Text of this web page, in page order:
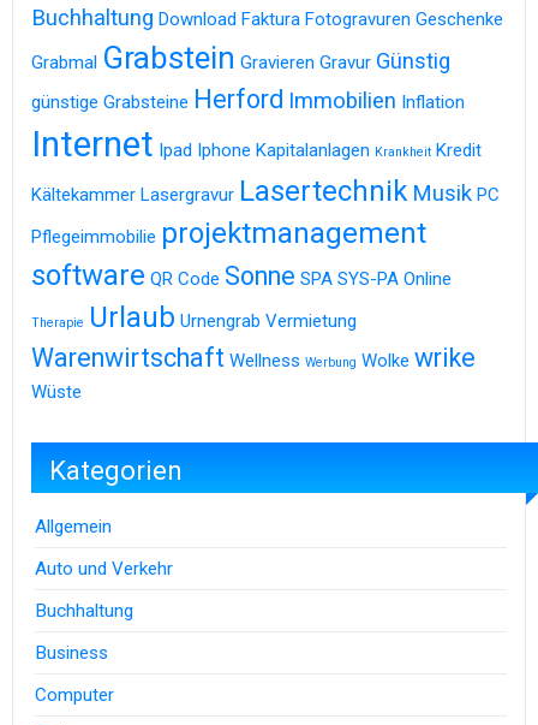
Buchhaltung Download Faktura Fotogravuren Geschenke
Grabmal Grabstein Gravieren Gravur Günstig
günstige Grabsteine Herford Immobilien Inflation
Internet Ipad Iphone Kapitalanlagen Krankheit Kredit
Kältekammer Lasergravur Lasertechnik Musik PC
Pflegeimmobilie projektmanagement
software QR Code Sonne SPA SYS-PA Online
Therapie Urlaub Urnengrab Vermietung
Warenwirtschaft Wellness Werbung Wolke wrike
Wüste
Kategorien
Allgemein
Auto und Verkehr
Buchhaltung
Business
Computer